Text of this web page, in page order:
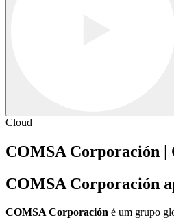
Cloud
COMSA Corporación |
COMSA Corporación
COMSA Corporación é um grupo